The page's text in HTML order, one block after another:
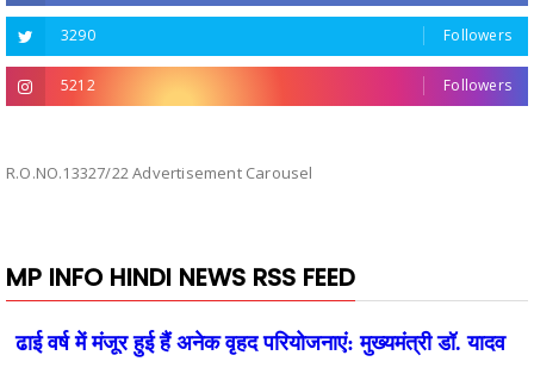
3290 Followers
5212 Followers
R.O.NO.13327/22 Advertisement Carousel
MP INFO HINDI NEWS RSS FEED